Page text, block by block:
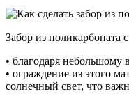
Забор из поликарбоната
• благодаря небольшому
• ограждение из этого
солнечный свет, что